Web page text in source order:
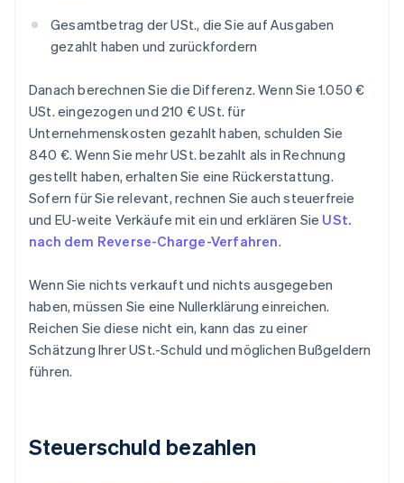
Gesamtbetrag der USt., die Sie auf Ausgaben
gezahlt haben und zurückfordern
Danach berechnen Sie die Differenz. Wenn Sie 1.050 €
USt. eingezogen und 210 € USt. für
Unternehmenskosten gezahlt haben, schulden Sie
840 €. Wenn Sie mehr USt. bezahlt als in Rechnung
gestellt haben, erhalten Sie eine Rückerstattung.
Sofern für Sie relevant, rechnen Sie auch steuerfreie
und EU-weite Verkäufe mit ein und erklären Sie USt.
nach dem Reverse-Charge-Verfahren.
Wenn Sie nichts verkauft und nichts ausgegeben
haben, müssen Sie eine Nullerklärung einreichen.
Reichen Sie diese nicht ein, kann das zu einer
Schätzung Ihrer USt.-Schuld und möglichen Bußgeldern
führen.
Steuerschuld bezahlen